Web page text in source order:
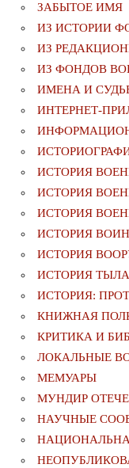
ЗАБЫТОЕ ИМЯ
ИЗ ИСТОРИИ
ИЗ
ИЗ ФОНДОВ
ИМЕНА И
ИНТЕРНЕТ-
ИСТОРИЯ
ИСТОРИЯ
ИСТОРИЯ
ИСТОРИЯ ВОИН
ИСТОРИЯ
ИСТОРИЯ ТЫЛА
ИСТОРИЯ:
КНИЖНАЯ
КРИТИКА И
ЛОКАЛЬНЫЕ
МЕМУАРЫ
МУНДИР
НАУЧНЫЕ